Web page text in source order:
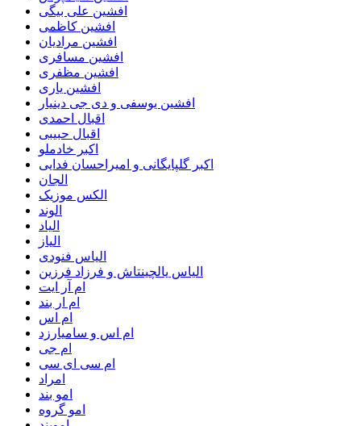
افشین علی بیگی
افشین کاظمی
افشین مرادیان
افشین مسافری
افشین مظفری
افشین یاری
افشین یوسفی و دی جی دینیار
اقبال احمدی
اقبال حبیبی
اکبر خادملو
اکبر گلپایگانی و امیراحسان فدایی
الجان
الکس موزیک
الوند
الیاد
الیاز
الیاس فنودی
الیاس یالچینتاش و فرزاد فرزین
ام آر ایت
ام‌ ار بند
ام اس
ام اس و سامیارزد
ام جی
ام سی ای سی
امراد
امو بند
امو گروه